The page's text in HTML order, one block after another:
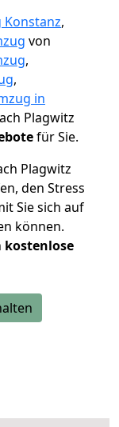
,
von
,
,
in
Plagwitz
für Sie.
Plagwitz
den Stress
Sie sich auf
können.
kostenlose